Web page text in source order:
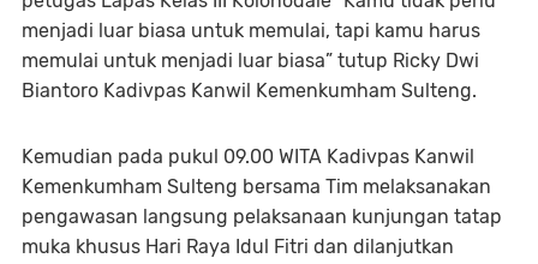
menjadi luar biasa untuk memulai, tapi kamu harus
memulai untuk menjadi luar biasa” tutup Ricky Dwi
Biantoro Kadivpas Kanwil Kemenkumham Sulteng.
Kemudian pada pukul 09.00 WITA Kadivpas Kanwil
Kemenkumham Sulteng bersama Tim melaksanakan
pengawasan langsung pelaksanaan kunjungan tatap
muka khusus Hari Raya Idul Fitri dan dilanjutkan